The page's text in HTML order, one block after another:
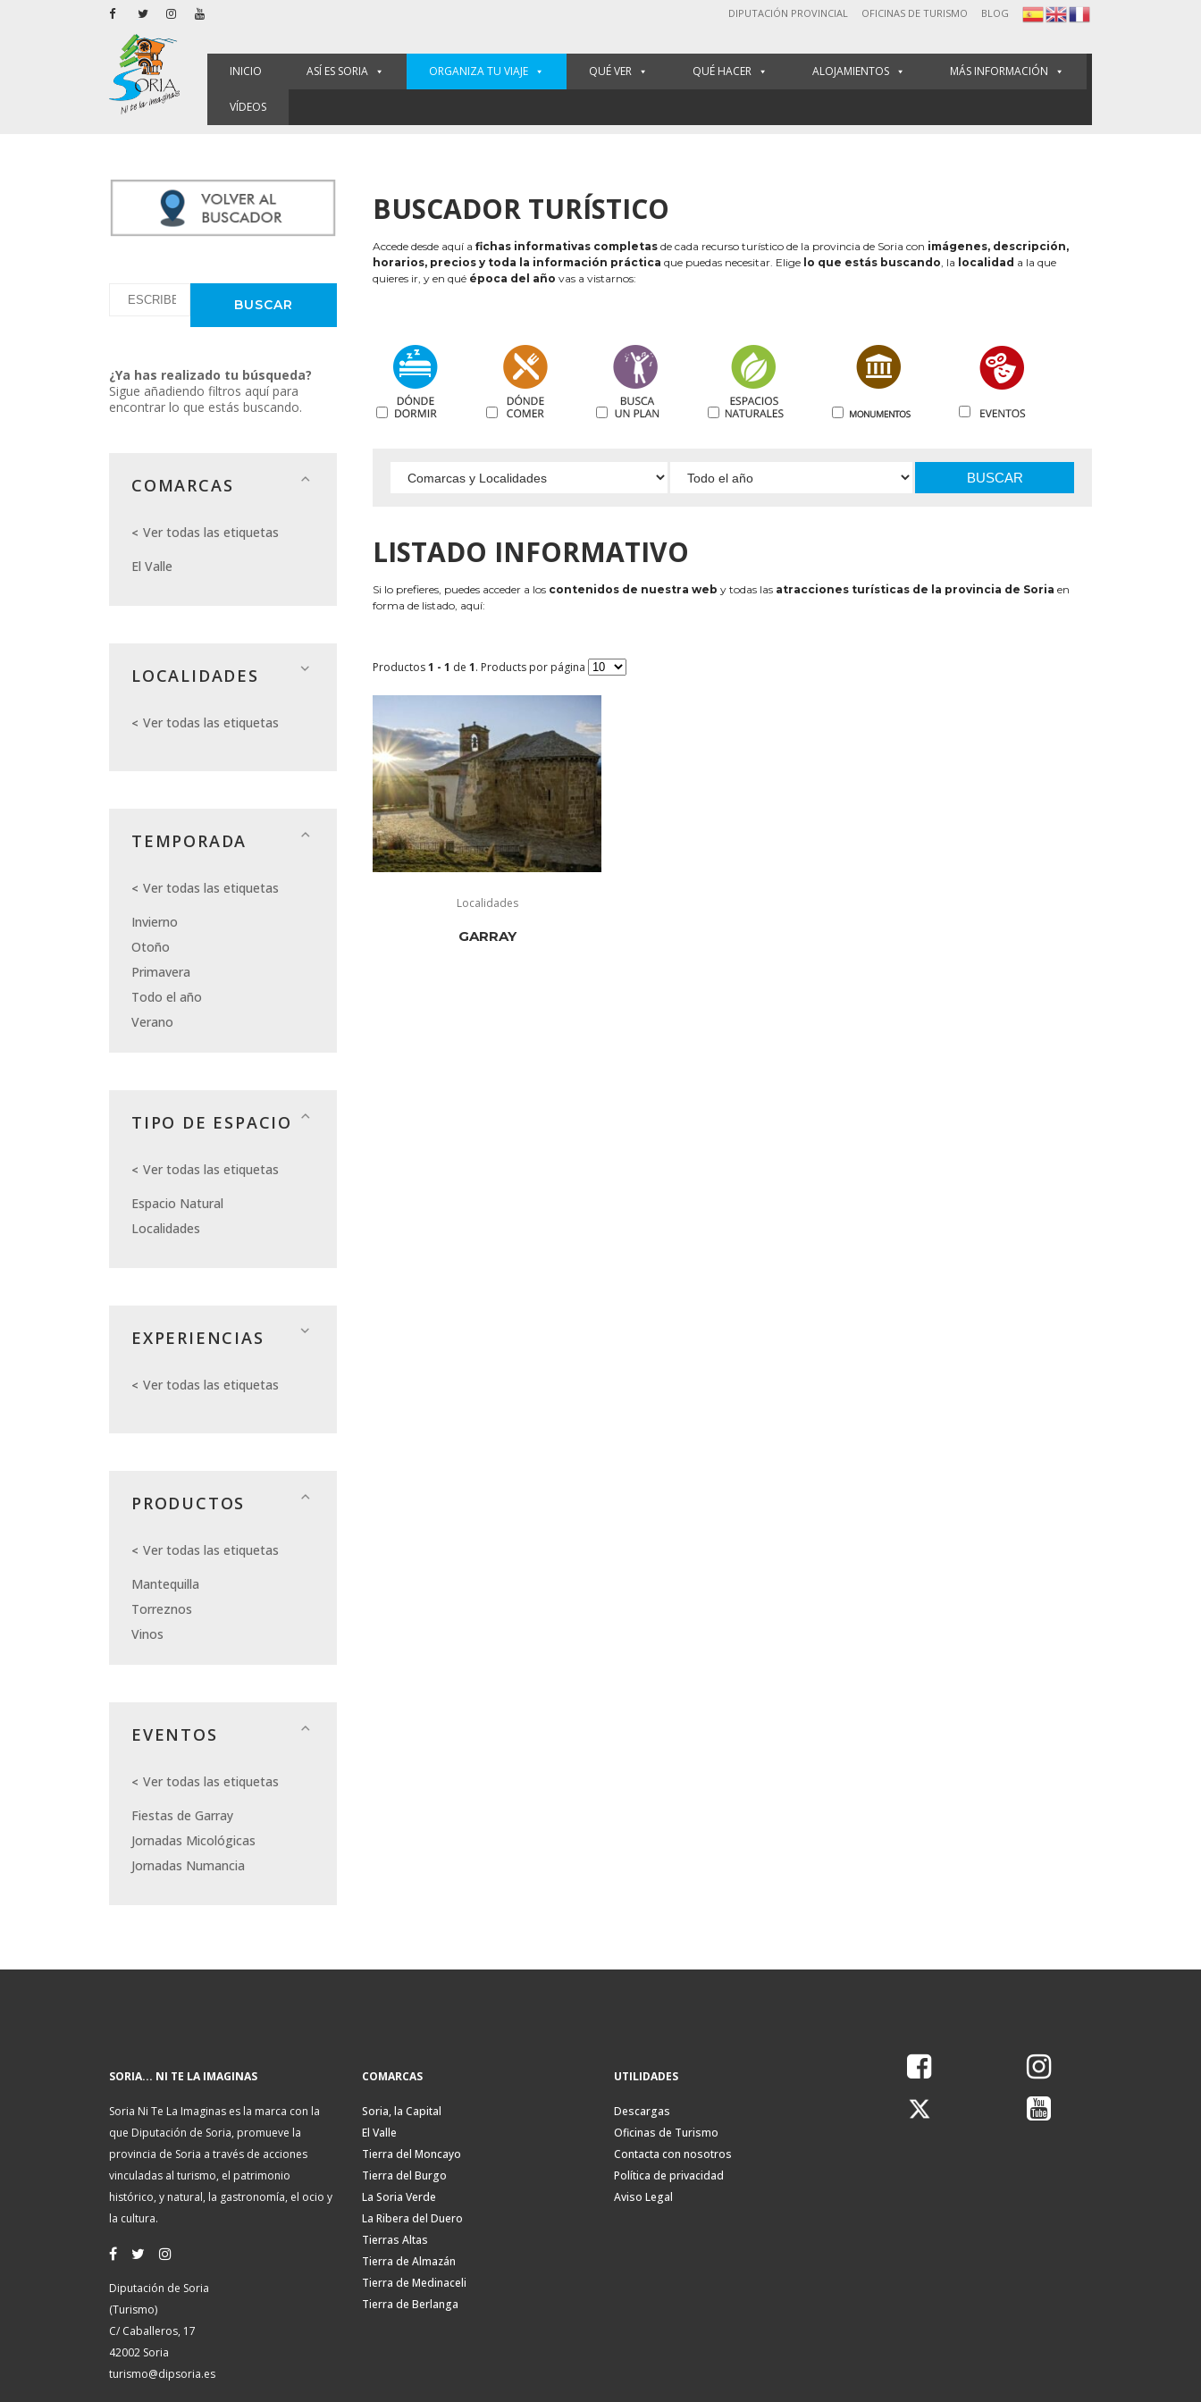
DIPUTACIÓN PROVINCIAL OFICINAS DE TURISMO BLOG
INICIO ASÍ ES SORIA ORGANIZA TU VIAJE QUÉ VER QUÉ HACER ALOJAMIENTOS MÁS INFORMACIÓN
VÍDEOS
¿Ya has realizado tu búsqueda?
Sigue añadiendo filtros aquí para
encontrar lo que estás buscando.
COMARCAS
Ver todas las etiquetas
El Valle
LOCALIDADES
Ver todas las etiquetas
TEMPORADA
Ver todas las etiquetas
Invierno
Otoño
Primavera
Todo el año
Verano
TIPO DE ESPACIO
Ver todas las etiquetas
Espacio Natural
Localidades
EXPERIENCIAS
Ver todas las etiquetas
PRODUCTOS
Ver todas las etiquetas
Mantequilla
Torreznos
Vinos
EVENTOS
Ver todas las etiquetas
Fiestas de Garray
Jornadas Micológicas
Jornadas Numancia
BUSCADOR TURÍSTICO
Accede desde aquí a fichas informativas completas de cada recurso turístico de la provincia de Soria con imágenes, descripción,
horarios, precios y toda la información práctica que puedas necesitar. Elige lo que estás buscando, la localidad a la que
quieres ir, y en qué época del año vas a vistarnos:
BUSCAR
LISTADO INFORMATIVO
Si lo prefieres, puedes acceder a los contenidos de nuestra web y todas las atracciones turísticas de la provincia de Soria en
forma de listado, aquí:
Productos1 - 1 de 1. Products por página
Localidades
GARRAY
SORIA... NI TE LA IMAGINAS
Soria Ni Te La Imaginas es la marca con la
que Diputación de Soria, promueve la
provincia de Soria a través de acciones
vinculadas al turismo, el patrimonio
histórico, y natural, la gastronomía, el ocio y
la cultura.
Diputación de Soria
(Turismo)
C/ Caballeros, 17
42002 Soria
turismo@dipsoria.es
COMARCAS
Soria, la Capital
El Valle
Tierra del Moncayo
Tierra del Burgo
La Soria Verde
La Ribera del Duero
Tierras Altas
Tierra de Almazán
Tierra de Medinaceli
Tierra de Berlanga
UTILIDADES
Descargas
Oficinas de Turismo
Contacta con nosotros
Política de privacidad
Aviso Legal